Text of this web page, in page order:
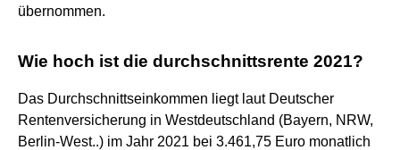
übernommen.
Wie hoch ist die durchschnittsrente 2021?
Das Durchschnittseinkommen liegt laut Deutscher
Rentenversicherung in Westdeutschland (Bayern, NRW,
Berlin-West..) im Jahr 2021 bei 3.461,75 Euro monatlich